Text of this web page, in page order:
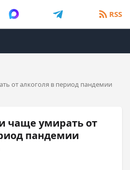
RSS
от алкоголя в период пандемии
чаще умирать от
пандемии